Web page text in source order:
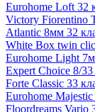
Eurohome Loft 32
Victory Fiorentino
Atlantic 8мм 32
White Box twin
Eurohome Light
Expert Choice 8/
Forte Classic 33
Eurohome
Floordreams Vario